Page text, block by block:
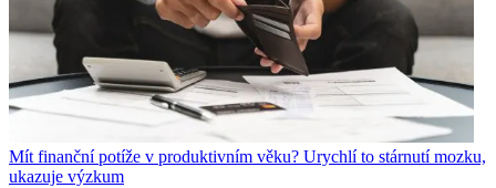
Mít finanční potíže v produktivním věku? Urychlí to stárnutí mozku,
ukazuje výzkum